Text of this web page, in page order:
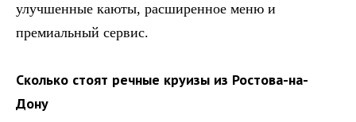
улучшенные каюты, расширенное меню и
премиальный сервис.
Сколько стоят речные круизы из Ростова-на-
Дону